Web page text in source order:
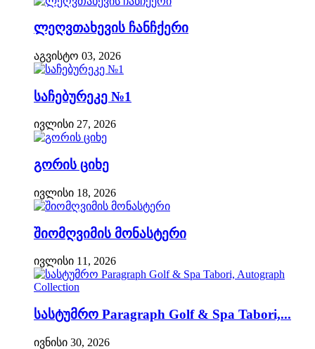
ლეღვთახევის ჩანჩქერი
აგვისტო 03, 2026
საჩებურეკე №1
ივლისი 27, 2026
გორის ციხე
ივლისი 18, 2026
შიომღვიმის მონასტერი
ივლისი 11, 2026
სასტუმრო Paragraph Golf & Spa Tabori,...
ივნისი 30, 2026